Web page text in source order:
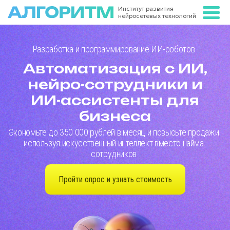
Институт развития
нейросетевых технологий
Разработка и программирование ИИ-роботов
Автоматизация с ИИ,
нейро-сотрудники и
ИИ-ассистенты для
бизнеса
Экономьте до 350 000 рублей в месяц и повысьте продажи
используя искусственный интеллект вместо найма
сотрудников
Пройти опрос и узнать стоимость